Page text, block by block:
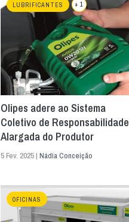
LUBRIFICANTES + 1
Olipes adere ao Sistema
Coletivo de Responsabilidade
Alargada do Produtor
5 Fev. 2025 |Nádia Conceição
OFICINAS